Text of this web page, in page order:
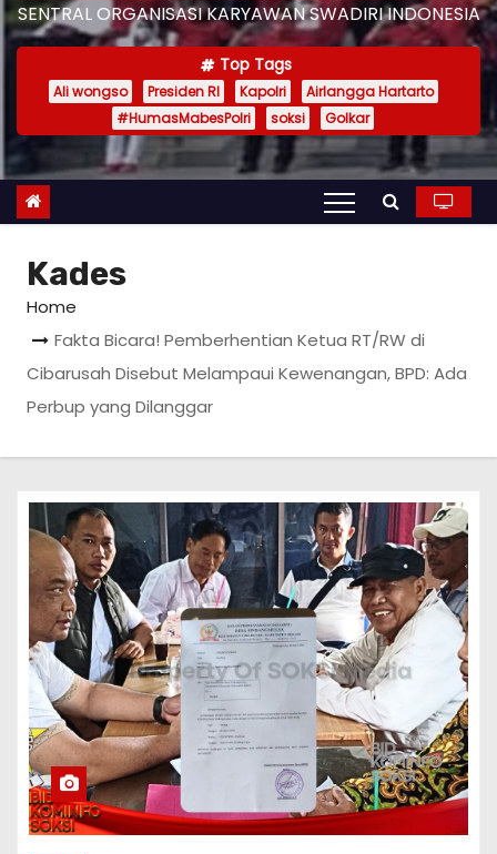
SENTRAL ORGANISASI KARYAWAN SWADIRI INDONESIA
Top Tags
Ali wongso Presiden RI Kapolri
Airlangga Hartarto
#HumasMabesPolri
soksi Golkar
Kades
Home
Fakta Bicara! Pemberhentian Ketua RT/RW di
Cibarusah Disebut Melampaui Kewenangan, BPD: Ada
Perbup yang Dilanggar